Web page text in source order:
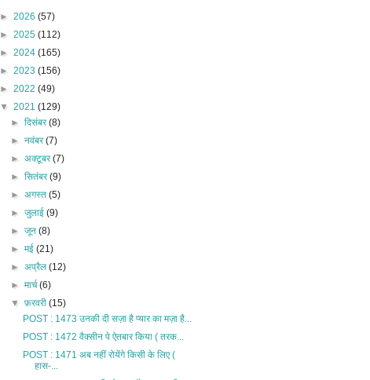
► 2026 (57)
► 2025 (112)
► 2024 (165)
► 2023 (156)
► 2022 (49)
▼ 2021 (129)
►दिसंबर(8)
►नवंबर(7)
►अक्टूबर(7)
►सितंबर(9)
►अगस्त(5)
►जुलाई(9)
►जून(8)
►मई(21)
►अप्रैल(12)
►मार्च(6)
▼फ़रवरी(15)
POST : 1473 उनकी दी सज़ा है प्यार का मज़ा है...
POST : 1472 वैक्सीन पे ऐतबार किया ( तरक...
POST : 1471 अब नहीं रोयेंगे किसी के लिए (
हास-...